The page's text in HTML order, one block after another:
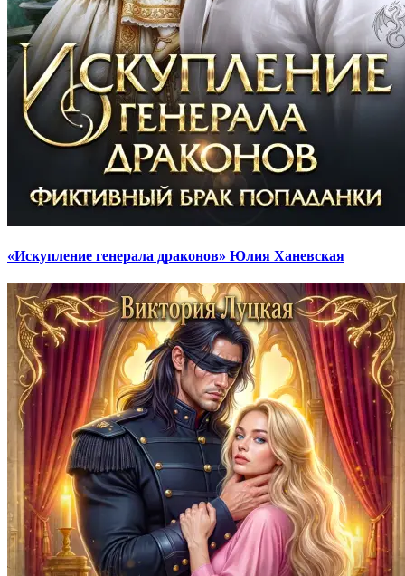
«Искупление генерала драконов» Юлия Ханевская